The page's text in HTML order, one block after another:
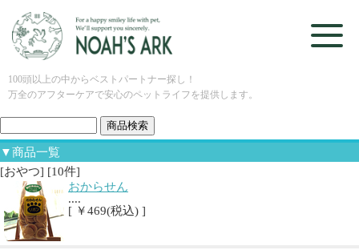
100頭以上の中からベストパートナー探し！
万全のアフターケアで安心のペットライフを提供します。
▼商品一覧
[おやつ] [10件]
おからせん
....
[ ￥469(税込) ]